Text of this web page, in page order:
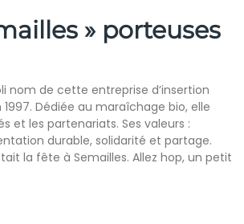
» porteuses
nom de cette entreprise d’insertion
Dédiée au maraîchage bio, elle
et les partenariats. Ses valeurs :
durable, solidarité et partage.
la fête à Semailles. Allez hop, un petit